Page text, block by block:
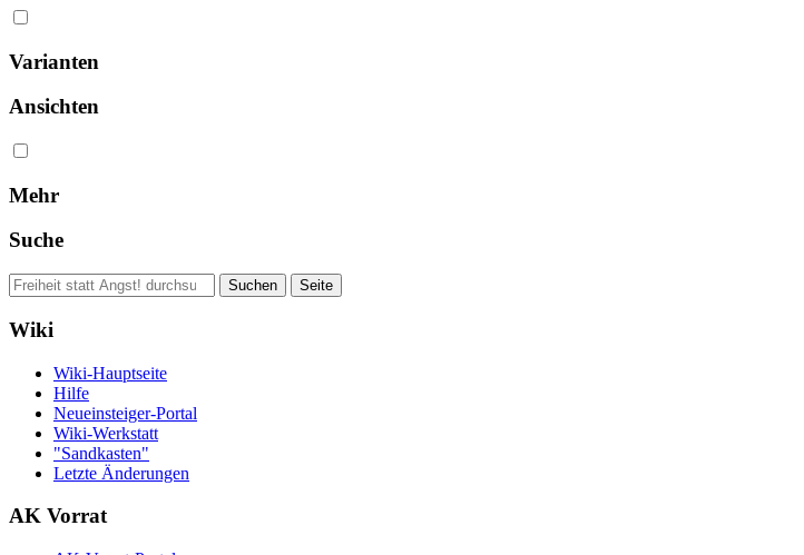
Varianten
Ansichten
Mehr
Suche
Wiki
Wiki-Hauptseite
Hilfe
Neueinsteiger-Portal
Wiki-Werkstatt
"Sandkasten"
Letzte Änderungen
AK Vorrat